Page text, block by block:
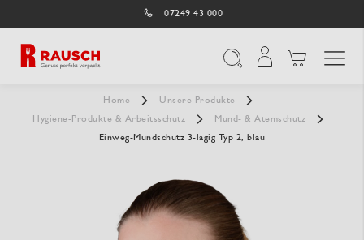
07249 43 000
Home
Unsere Produkte
Hygiene-Produkte & Arbeitsschutz
Mund- & Atemschutz
Einweg-Mundschutz 3-lagig Typ 2, blau